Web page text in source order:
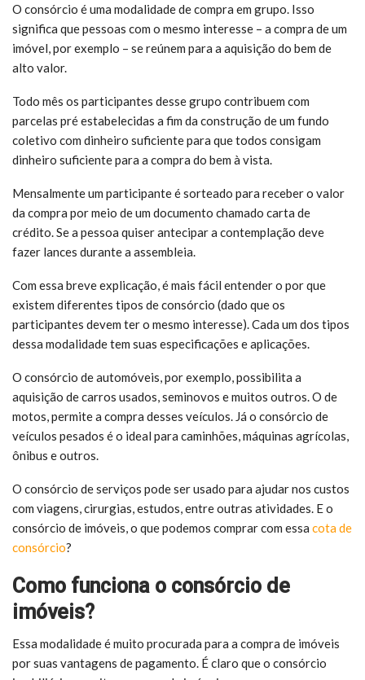
O consórcio é uma modalidade de compra em grupo. Isso
significa que pessoas com o mesmo interesse – a compra de um
imóvel, por exemplo – se reúnem para a aquisição do bem de
alto valor.
Todo mês os participantes desse grupo contribuem com
parcelas pré estabelecidas a fim da construção de um fundo
coletivo com dinheiro suficiente para que todos consigam
dinheiro suficiente para a compra do bem à vista.
Mensalmente um participante é sorteado para receber o valor
da compra por meio de um documento chamado carta de
crédito. Se a pessoa quiser antecipar a contemplação deve
fazer lances durante a assembleia.
Com essa breve explicação, é mais fácil entender o por que
existem diferentes tipos de consórcio (dado que os
participantes devem ter o mesmo interesse). Cada um dos tipos
dessa modalidade tem suas especificações e aplicações.
O consórcio de automóveis, por exemplo, possibilita a
aquisição de carros usados, seminovos e muitos outros. O de
motos, permite a compra desses veículos. Já o consórcio de
veículos pesados é o ideal para caminhões, máquinas agrícolas,
ônibus e outros.
O consórcio de serviços pode ser usado para ajudar nos custos
com viagens, cirurgias, estudos, entre outras atividades. E o
consórcio de imóveis, o que podemos comprar com essa cota de
consórcio?
Como funciona o consórcio de
imóveis?
Essa modalidade é muito procurada para a compra de imóveis
por suas vantagens de pagamento. É claro que o consórcio